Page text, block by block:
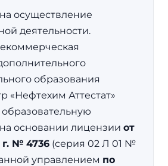
осуществление
деятельности.
образования
«Нефтехим Аттестат»
основании лицензии от
г. № 4736 (серия 02 Л 01 №
управлением по